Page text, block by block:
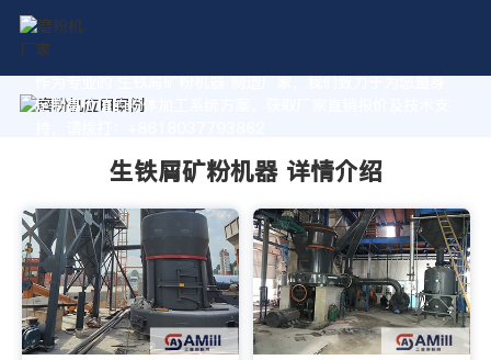
作为专业的 生铁屑矿粉机器 制造厂家，我们致力于为您量身
定制高价值的粉体加工系统方案。获取厂家直销报价及技术支
生铁屑矿粉机器 详情介绍